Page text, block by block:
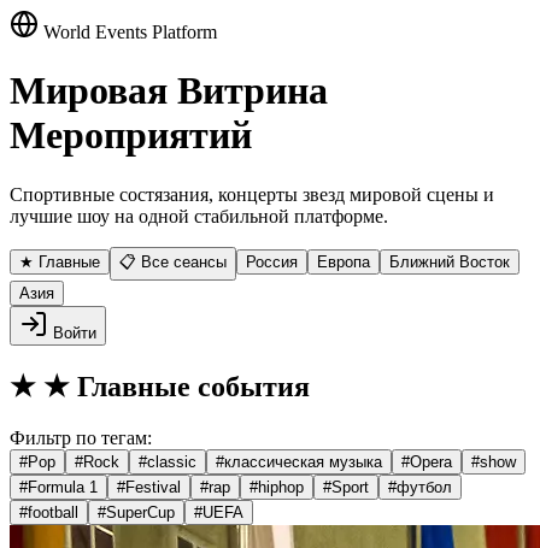
World Events Platform
Мировая Витрина
Мероприятий
Спортивные состязания, концерты звезд мировой сцены и
лучшие шоу на одной стабильной платформе.
★ Главные 📋 Все сеансы Россия Европа
Ближний Восток
Азия
Войти
★ ★ Главные события
Фильтр по тегам:
#Pop #Rock #classic #классическая музыка #Opera #show
#Formula 1 #Festival #rap #hiphop #Sport #футбол
#football #SuperCup #UEFA